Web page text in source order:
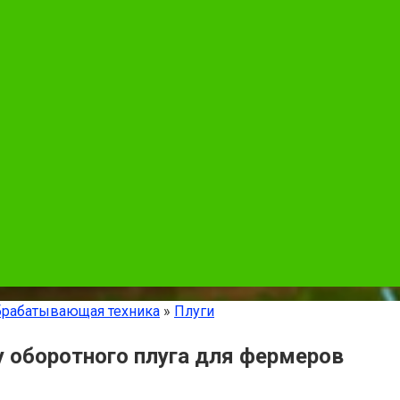
техника » Плуги
плуга для фермеров